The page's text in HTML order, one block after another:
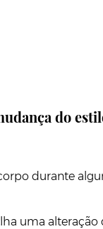
do
durante
uma